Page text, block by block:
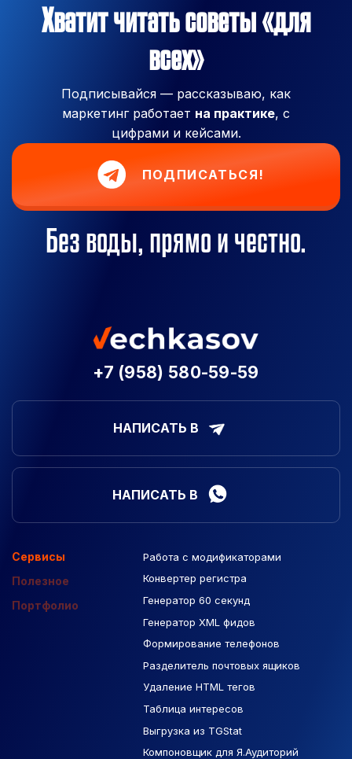
Хватит читать советы «для
всех»
Подписывайся — рассказываю, как
маркетинг работает на практике, с
цифрами и кейсами.
ПОДПИСАТЬСЯ!
Без воды, прямо и честно.
+7 (958) 580-59-59
НАПИСАТЬ В
НАПИСАТЬ В
Сервисы
Полезное
Портфолио
Работа с модификаторами
Конвертер регистра
Генератор 60 секунд
Генератор XML фидов
Формирование телефонов
Разделитель почтовых ящиков
Удаление HTML тегов
Таблица интересов
Выгрузка из TGStat
Компоновщик для Я.Аудиторий
Подборка сайтов
Макеты Figma
База Яндекс Карты
РСЯ площадки
Созданные сайты
Контекстная реклама